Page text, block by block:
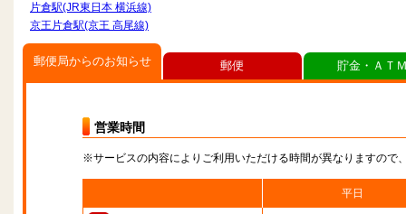
片倉駅(JR東日本 横浜線)
京王片倉駅(京王 高尾線)
郵便局からのお知らせ
営業時間
※サービスの内容によりご利用いただける時間が異なりますので
平日
郵便 貯金・ＡＴ